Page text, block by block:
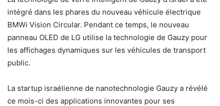
intégré dans les phares du nouveau véhicule électrique
BMWi Vision Circular. Pendant ce temps, le nouveau
panneau OLED de LG utilise la technologie de Gauzy pour
les affichages dynamiques sur les véhicules de transport
public.
La startup israélienne de nanotechnologie Gauzy a révélé
ce mois-ci des applications innovantes pour ses